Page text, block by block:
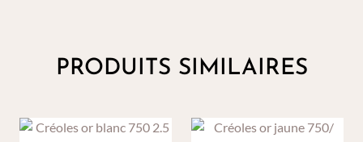
PRODUITS SIMILAIRES